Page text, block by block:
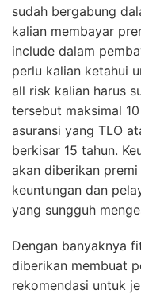
sudah bergabung
kalian membayar
include dalam
perlu kalian ketahui
all risk kalian harus
tersebut maksimal
asuransi yang TLO
berkisar 15 tahun.
akan diberikan
keuntungan dan
yang sungguh
Dengan banyaknya
diberikan membuat
rekomendasi untuk